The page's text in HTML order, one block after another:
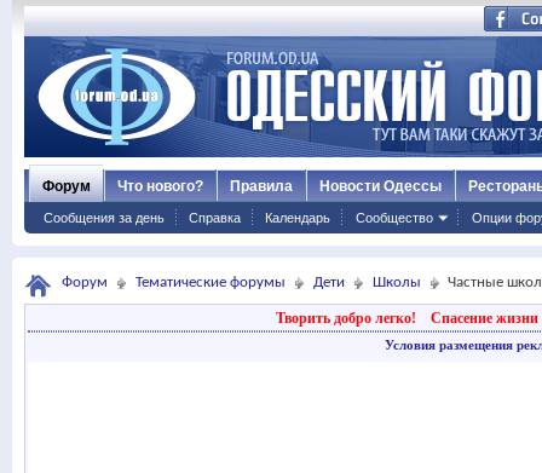
Форум
Сообщения за день Справка Календарь Сообщество Опции
Что нового? Правила Новости Одессы
Форум Тематические форумы Дети Школы Частные
Творить добро легко! Спасение жизни
Условия размещения